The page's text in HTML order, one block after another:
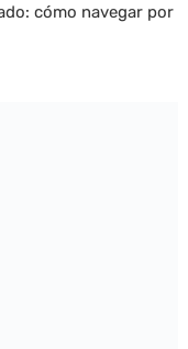
cómo navegar por